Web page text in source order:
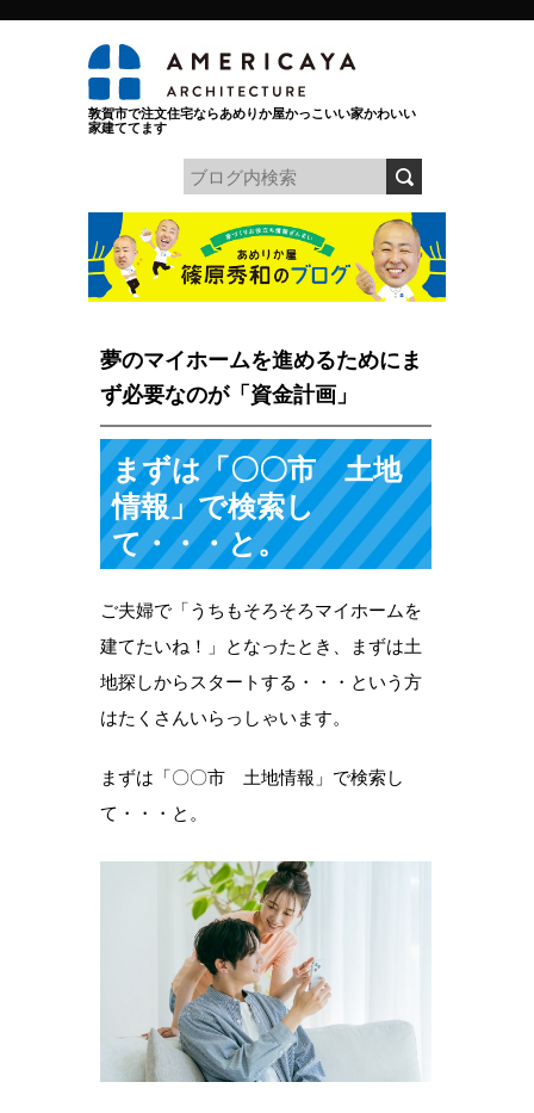
敦賀市で注文住宅ならあめりか屋かっこいい家かわいい
家建ててます
夢のマイホームを進めるためにま
ず必要なのが「資金計画」
まずは「〇〇市 土地
情報」で検索し
て・・・と。
ご夫婦で「うちもそろそろマイホームを
建てたいね！」となったとき、まずは土
地探しからスタートする・・・という方
はたくさんいらっしゃいます。
まずは「〇〇市 土地情報」で検索し
て・・・と。